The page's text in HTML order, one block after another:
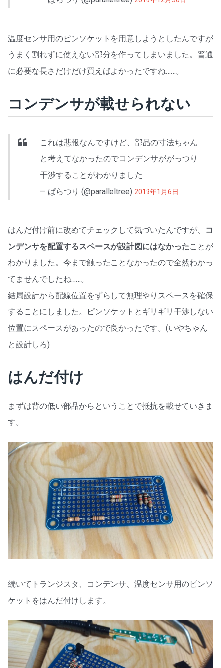
温度センサ用のピンソケットを用意しようとしたんですが
うまく割れずに使えない部分を作ってしまいました。普通
に必要な長さだけだけ買えばよかったですね……。
コンデンサが載せられない
これは悲報なんですけど、部品の寸法ちゃん
と考えてなかったのでコンデンサががっつり
干渉することがわかりました
— ぱらつり (@paralleltree) 2019年1月6日
はんだ付け前に改めてチェックして気づいたんですが、
コ
ンデンサを配置するスペースが設計図にはなかったことが
わかりました。今まで触ったことなかったので全然わかっ
てませんでしたね……。
結局設計から配線位置をずらして無理やりスペースを確保
することにしました。ピンソケットとギリギリ干渉しない
位置にスペースがあったので良かったです。(いやちゃん
と設計しろ)
はんだ付け
まずは背の低い部品からということで抵抗を載せていきま
す。
続いてトランジスタ、コンデンサ、温度センサ用のピンソ
ケットをはんだ付けします。